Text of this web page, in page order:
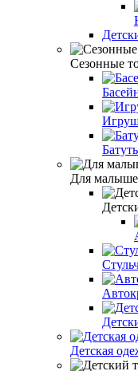
Сезонные
Для
Детская